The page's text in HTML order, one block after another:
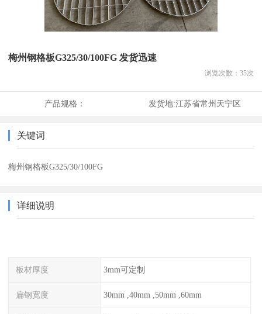
梅州钢格板G325/30/100FG 发货迅速
浏览次数： 35次
产品规格： 发货地:江苏省常州天宁区
关键词
梅州钢格板G325/30/100FG
详细说明
板材厚度 3mm可定制
扁钢宽度 30mm ,40mm ,50mm ,60mm